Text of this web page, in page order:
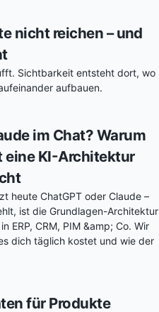
nicht reichen – und
Sichtbarkeit entsteht dort, wo
aufbauen.
im Chat? Warum
eine KI-Architektur
heute ChatGPT oder Claude –
ist die Grundlagen-Architektur
ERP, CRM, PIM &amp; Co. Wir
dich täglich kostet und wie der
für Produkte